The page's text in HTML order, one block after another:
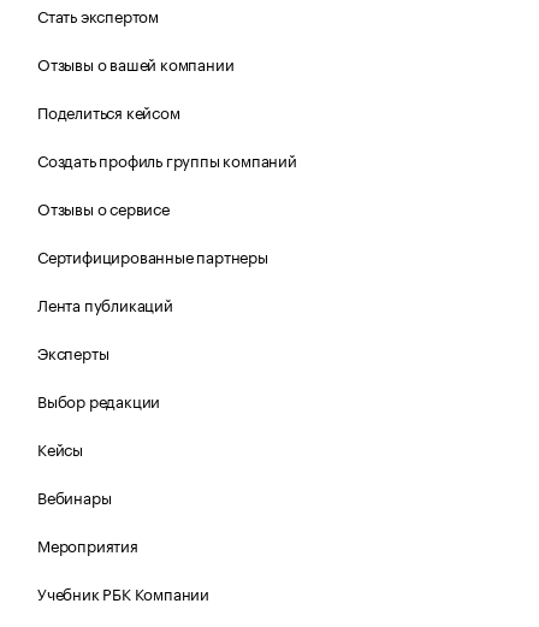
Стать экспертом
Отзывы о вашей компании
Поделиться кейсом
Создать профиль группы компаний
Отзывы о сервисе
Сертифицированные партнеры
Лента публикаций
Эксперты
Выбор редакции
Кейсы
Вебинары
Мероприятия
Учебник РБК Компании